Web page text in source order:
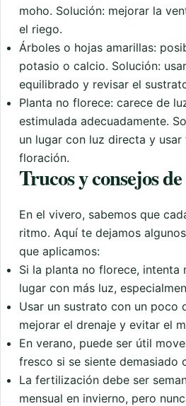
moho. Solución: mejorar la
el riego.
Árboles o hojas amarillas:
potasio o calcio. Solución:
equilibrado y revisar el
Planta no florece: carece de
estimulada adecuadamente.
un lugar con luz directa y
floración.
Trucos y consejos
En el vivero, sabemos que
ritmo. Aquí te dejamos
que aplicamos:
Si la planta no florece, intenta
lugar con más luz,
Usar un sustrato con un poco
mejorar el drenaje y evitar el
En verano, puede ser útil
fresco si se siente demasiado
La fertilización debe ser
mensual en invierno, pero